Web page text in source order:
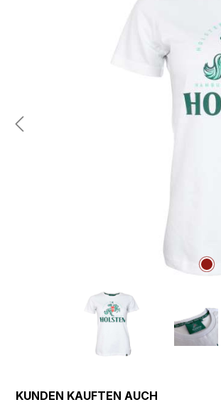
KUNDEN KAUFTEN AUCH